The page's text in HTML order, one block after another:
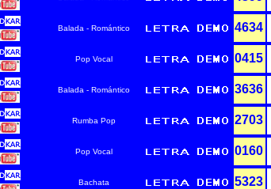
Balada - Romántico 4634
Pop Vocal 0415
Balada - Romántico 3636
Rumba Pop 2703
Pop Vocal 0160
Bachata 5323